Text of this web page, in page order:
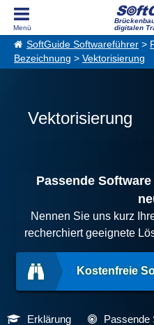
digitalen
SoftGuide Softwareführer >
Bezeichnung > Vektorisierung
Vektorisierung
Passende
Nennen Sie uns kurz
recherchiert geeignete
Kostenfreie
Erklärung Passende